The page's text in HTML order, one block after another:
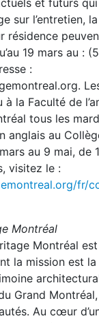
et futurs
sur l’entretien,
résidence
19 mars au :
:
la Faculté de
tous les
anglais au
au 9 mai, de
visitez le :
fr/
Montréal
Montréal
la mission est
Grand
Au cœur